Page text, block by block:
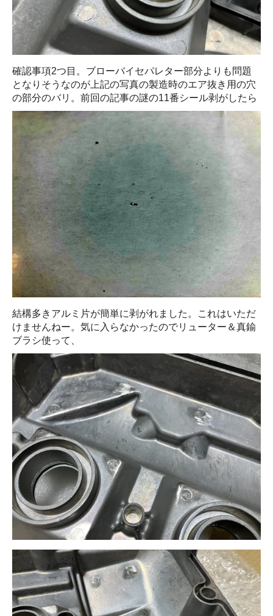
確認事項2つ目。ブローバイセパレター部分よりも問題
となりそうなのが上記の写真の製造時のエア抜き用の穴
の部分のバリ。前回の記事の謎の11番シール剥がしたら
結構多きアルミ片が簡単に剥がれました。これはいただ
けませんねー。気に入らなかったのでリューター＆真鍮
ブラシ使って、